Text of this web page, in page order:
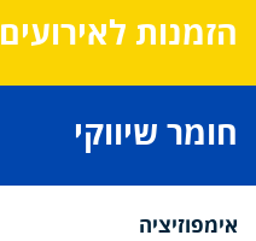
הזמנות לאירועים
חומר שיווקי
אימפוזיציה